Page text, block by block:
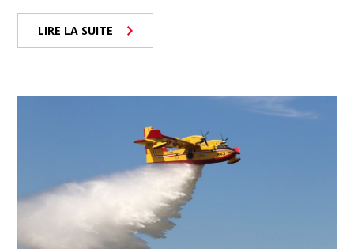
LIRE LA SUITE